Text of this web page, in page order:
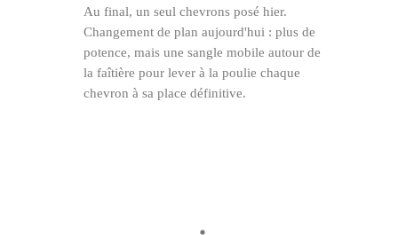
Au final, un seul chevrons posé hier.
Changement de plan aujourd'hui : plus de
potence, mais une sangle mobile autour de
la faîtière pour lever à la poulie chaque
chevron à sa place définitive.